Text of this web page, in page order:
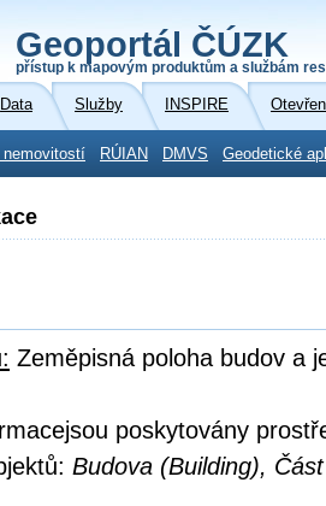
Geoportál ČÚZK
přístup k mapovým produktům a službám
Data Služby INSPIRE
nemovitostí RÚIAN DMVS Geodetické
Zeměpisná poloha budov a
poskytovány
Budova (Building),